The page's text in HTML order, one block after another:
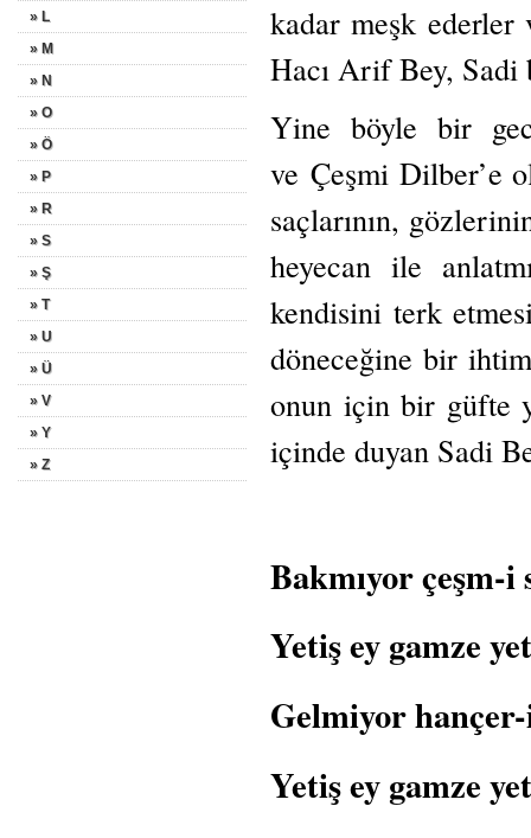
» L
» M
» N
» O
» Ö
» P
» R
» S
» Ş
» T
» U
» Ü
» V
» Y
» Z
kadar meşk ederler
Hacı Arif Bey, Sadi
Yine böyle bir
veÇeşmi Dilber’e
saçlarının,
heyecan ile
kendisini terk
döneceğine bir
onun için bir güfte
içinde duyan Sadi
Bakmıyor çeşm-i
Yetiş ey gamze
Gelmiyor
Yetiş ey gamze